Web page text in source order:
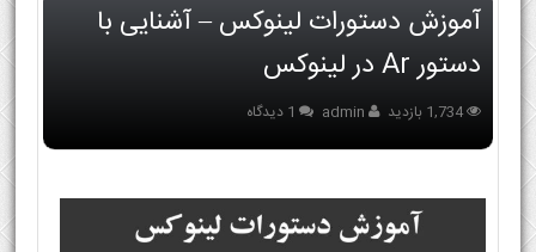
آموزش دستورات لینوکس – آشنایی با
دستور Ar در لینوکس
1,734 بازدید admin 1 دیدگاه